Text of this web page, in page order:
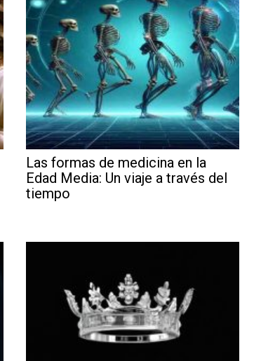
Las formas de medicina en la
Edad Media: Un viaje a través del
tiempo